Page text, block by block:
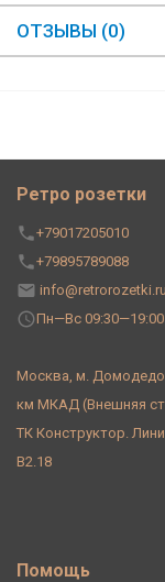
ОТЗЫВЫ (0)
Ретро розетки
+79017205010
+79895789088
info@retrorozetki.ru
Пн—Вс 09:30—19:00
Москва, м.
км МКАД (Внешняя
ТК Конструктор.
В2.18
Помощь